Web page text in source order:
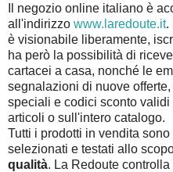
Il negozio online italiano è
all'indirizzo www.laredoute.it.
è visionabile liberamente,
ha però la possibilità di
cartacei a casa, nonché le
segnalazioni di nuove
speciali e codici sconto validi
articoli o sull'intero catalogo.
Tutti i prodotti in vendita
selezionati e testati allo
qualità. La Redoute